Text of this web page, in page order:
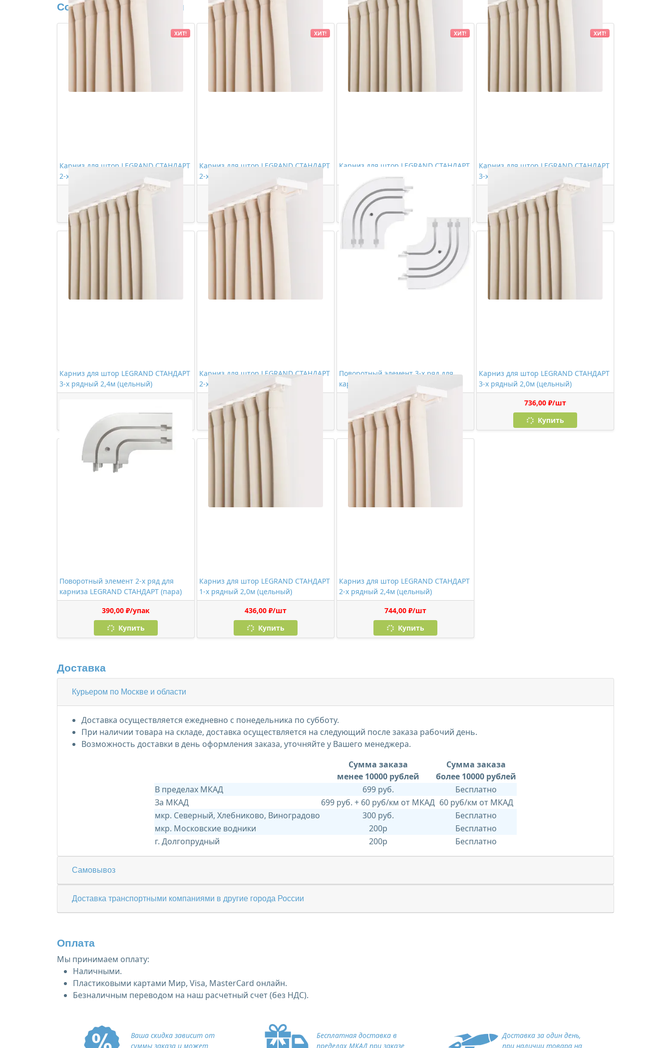
Сопутствующие товары
Карниз для штор LEGRAND СТАНДАРТ
2-х рядный 3,0м (цельный)
928,00 ₽/шт
Купить
ХИТ!
Карниз для штор LEGRAND СТАНДАРТ
2-х рядный 3,6м (цельный)
1114,00 ₽/шт
Купить
ХИТ!
Карниз для штор LEGRAND СТАНДАРТ
3-х рядный 3,6м (цельный)
1326,00 ₽/шт
Купить
ХИТ!
Карниз для штор LEGRAND СТАНДАРТ
3-х рядный 3,0м (цельный)
1108,00 ₽/шт
Купить
ХИТ!
Карниз для штор LEGRAND СТАНДАРТ
3-х рядный 2,4м (цельный)
Карниз для штор LEGRAND СТАНДАРТ
2-х рядный 2,0м (цельный)
620,00 ₽/шт
Купить
Поворотный элемент 3-х ряд для
карниза LEGRAND СТАНДАРТ (пара)
514,00 ₽/упак
Купить
Карниз для штор LEGRAND СТАНДАРТ
3-х рядный 2,0м (цельный)
736,00 ₽/шт
Купить
Поворотный элемент 2-х ряд для
карниза LEGRAND СТАНДАРТ (пара)
390,00 ₽/упак
Купить
Карниз для штор LEGRAND СТАНДАРТ
1-х рядный 2,0м (цельный)
436,00 ₽/шт
Купить
Карниз для штор LEGRAND СТАНДАРТ
2-х рядный 2,4м (цельный)
744,00 ₽/шт
Купить
Доставка
Курьером по Москве и области
Доставка осуществляется ежедневно с понедельника по субботу.
При наличии товара на складе, доставка осуществляется на следующий после заказа рабочий день.
Возможность доставки в день оформления заказа, уточняйте у Вашего менеджера.
Сумма заказа
менее 10000 рублей
Сумма заказа
более 10000 рублей
В пределах МКАД
699 руб.
Бесплатно
За МКАД
699 руб. + 60 руб/км от МКАД 60 руб/км от МКАД
мкр. Северный, Хлебниково, Виноградово
300 руб.
Бесплатно
мкр. Московские водники
200р
Бесплатно
г. Долгопрудный
200р Бесплатно
Самовывоз
Доставка транспортными компаниями в другие города России
Оплата
Мы принимаем оплату:
Наличными.
Пластиковыми картами Мир, Visa, MasterCard онлайн.
Безналичным переводом на наш расчетный счет (без НДС).
Ваша скидка зависит от
суммы заказа и может
Бесплатная доставка в
пределах МКАД при заказе
Доставка за один день,
при наличии товара на